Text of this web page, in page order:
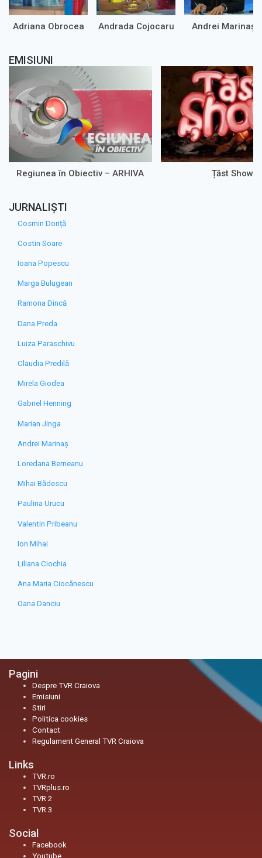
Adriana Obrocea Andrada Cojocaru Andrei Marinaș
EMISIUNI
Regiunea în Obiectiv – ARHIVA Țăst Show
JURNALIȘTI
Cosmin Doriță
Costin Soare
Ioana Popescu
Marga Bulugean
Ramona Dincă
Dana Preda
Luiza Paraschivu
Claudia Predilă
Mirela Giodea
Gabriel Henning
Marian Jinga
Andrei Marinaș
Loredana Berneanu
Mihai Bădescu
Paulina Urucu
Valentin Pribeanu
Ion Mihai
Liliana Ciochia
Ana Maria Ciocănescu
Oana Danciu
Pagini
Despre TVR Craiova
Emisiuni
Stiri
Politica cookies
Contact
Regulament General TVR Craiova
Links
TVR.ro
TVRplus.ro
TVR 2
TVR 3
Social
Facebook
Youtube